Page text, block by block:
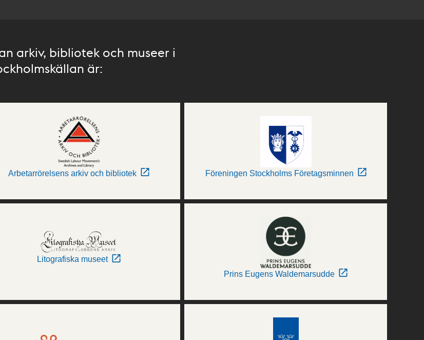
arkiv, bibliotek och museer i
är:
Arbetarrörelsens arkiv och bibliotek Föreningen Stockholms Företagsminnen
Litografiska museet
Prins Eugens Waldemarsudde